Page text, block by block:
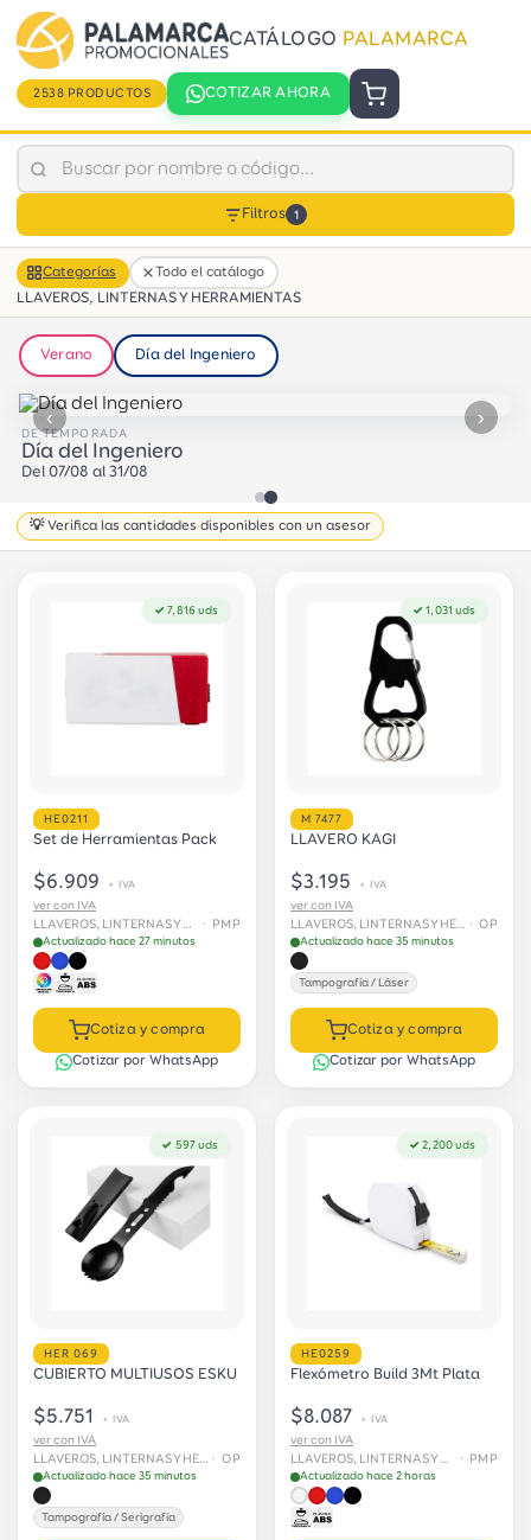
CATÁLOGO PALAMARCA
2538 PRODUCTOS COTIZAR AHORA
Filtros 1
Categorías Todo el catálogo
LLAVEROS, LINTERNAS Y HERRAMIENTAS
Verano Día del Ingeniero
DE TEMPORADA
Día del Ingeniero
Del 07/08 al 31/08
‹ ›
💡 Verifica las cantidades disponibles con un asesor
✓ 7,816 uds
HE0211
Set de Herramientas Pack
$6.909 + IVA
ver con IVA
· PMP
Actualizado hace 27 minutos
Cotiza y compra
Cotizar por WhatsApp
✓ 1,031 uds
M 7477
LLAVERO KAGI
$3.195 + IVA
ver con IVA
· OP
Actualizado hace 35 minutos
Tampografía / Láser
Cotiza y compra
Cotizar por WhatsApp
✓ 597 uds
HER 069
CUBIERTO MULTIUSOS ESKU
$5.751 + IVA
ver con IVA
· OP
Actualizado hace 35 minutos
Tampografía / Serigrafía
✓ 2,200 uds
HE0259
Flexómetro Build 3Mt Plata
$8.087 + IVA
ver con IVA
· PMP
Actualizado hace 2 horas